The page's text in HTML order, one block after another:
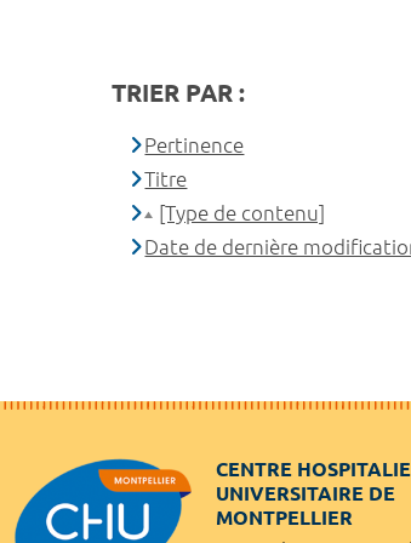
TRIER PAR :
Pertinence
Titre
[Type de contenu]
Date de dernière
CENTRE
UNIVERSITAIRE DE
MONTPELLIER